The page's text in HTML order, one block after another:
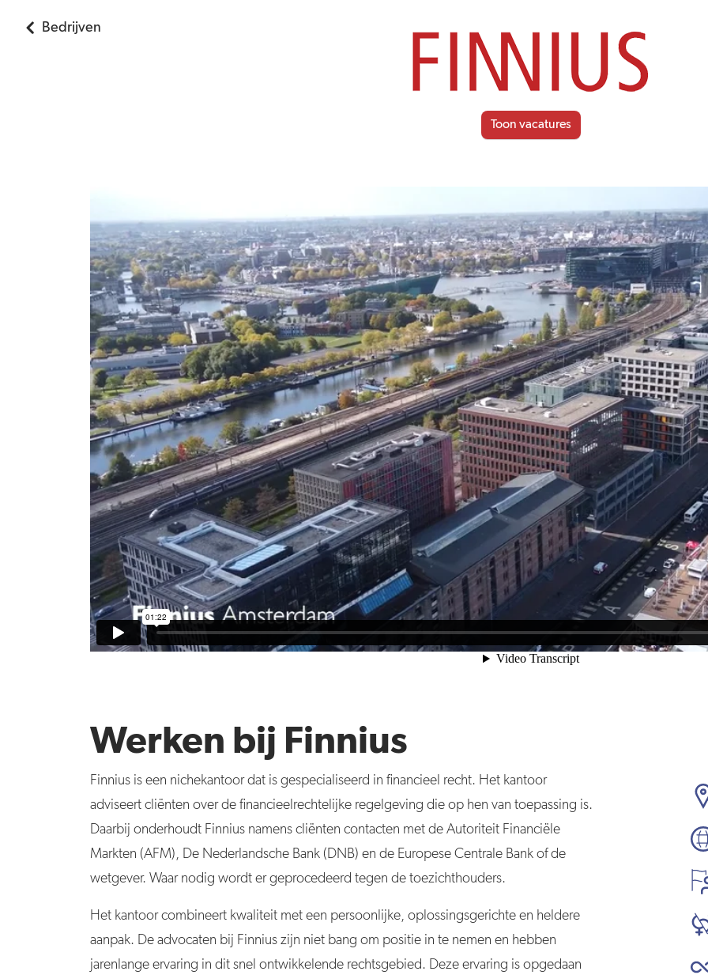
Bedrijven
Toon vacatures
Werken bij Finnius
Finnius is een nichekantoor dat is gespecialiseerd in financieel recht. Het kantoor
adviseert cliënten over de financieelrechtelijke regelgeving die op hen van toepassing is.
Daarbij onderhoudt Finnius namens cliënten contacten met de Autoriteit Financiële
Markten (AFM), De Nederlandsche Bank (DNB) en de Europese Centrale Bank of de
wetgever. Waar nodig wordt er geprocedeerd tegen de toezichthouders.
Het kantoor combineert kwaliteit met een persoonlijke, oplossingsgerichte en heldere
aanpak. De advocaten bij Finnius zijn niet bang om positie in te nemen en hebben
jarenlange ervaring in dit snel ontwikkelende rechtsgebied. Deze ervaring is opgedaan